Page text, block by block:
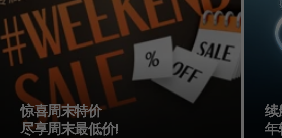
买越多，省越多！
最高优惠进行中